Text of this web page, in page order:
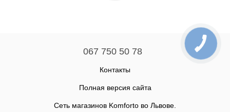
067 750 50 78
Контакты
Полная версия сайта
Сеть магазинов Komforto во Львове.